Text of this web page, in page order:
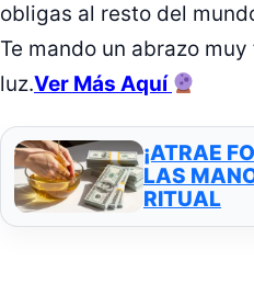
obligas al resto del
Te mando un abrazo
luz.Ver Más Aquí
¡ATRAE
LAS
RITUAL